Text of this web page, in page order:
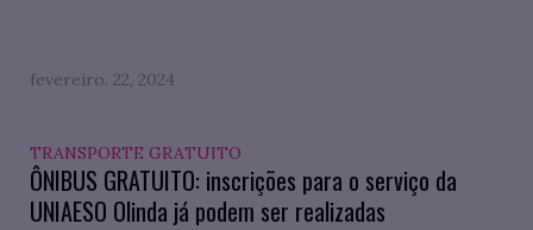
fevereiro. 22, 2024
TRANSPORTE GRATUITO
ÔNIBUS GRATUITO: inscrições para o serviço da
UNIAESO Olinda já podem ser realizadas